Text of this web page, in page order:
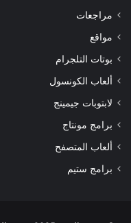
مراجعات
مواقع
بوتات التلجرام
ألعاب الكونسول
لابتوبات جيمينج
برامج مونتاج
ألعاب المتصفح
برامج ستيم